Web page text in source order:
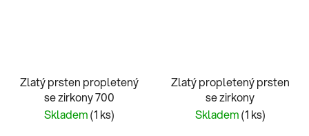
Zlatý prsten propletený
se zirkony 700
Skladem(1 ks)
Zlatý propletený prsten
se zirkony
Skladem(1 ks)